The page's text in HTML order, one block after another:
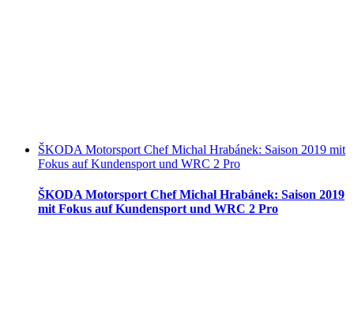
ŠKODA Motorsport Chef Michal Hrabánek: Saison 2019 mit
Fokus auf Kundensport und WRC 2 Pro
ŠKODA Motorsport Chef Michal Hrabánek: Saison 2019
mit Fokus auf Kundensport und WRC 2 Pro